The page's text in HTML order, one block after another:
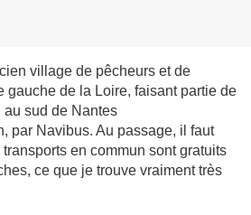
village de pêcheurs et de
gauche de la Loire, faisant partie de
au sud de Nantes
par Navibus. Au passage, il faut
en commun sont gratuits
ce que je trouve vraiment très